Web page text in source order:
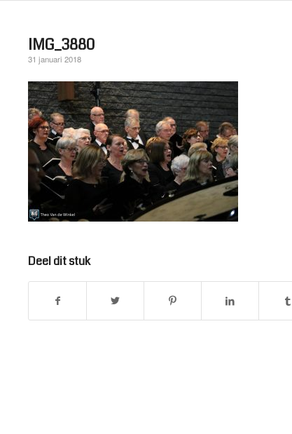
IMG_3880
31 januari 2018
Deel dit stuk